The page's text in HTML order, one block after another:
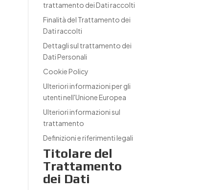
trattamento dei Dati raccolti
Finalità del Trattamento dei
Dati raccolti
Dettagli sul trattamento dei
Dati Personali
Cookie Policy
Ulteriori informazioni per gli
utenti nell'Unione Europea
Ulteriori informazioni sul
trattamento
Definizioni e riferimenti legali
Titolare del
Trattamento
dei Dati